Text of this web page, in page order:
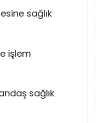
sağlık
işlem
sağlık